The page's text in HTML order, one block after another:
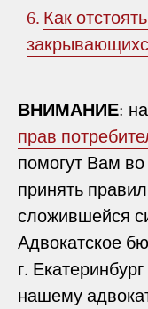
6. Как
ВНИМАНИЕ:
прав
помогут Вам
принять
сложившейся
Адвокатское
г.
нашему